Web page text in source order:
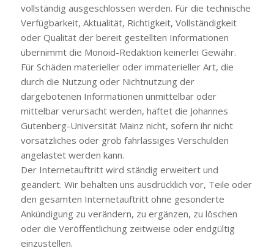
vollständig ausgeschlossen werden. Für die technische
Verfügbarkeit, Aktualität, Richtigkeit, Vollständigkeit
oder Qualität der bereit gestellten Informationen
übernimmt die Monoid-Redaktion keinerlei Gewähr.
Für Schäden materieller oder immaterieller Art, die
durch die Nutzung oder Nichtnutzung der
dargebotenen Informationen unmittelbar oder
mittelbar verursacht werden, haftet die Johannes
Gutenberg-Universität Mainz nicht, sofern ihr nicht
vorsätzliches oder grob fahrlässiges Verschulden
angelastet werden kann.
Der Internetauftritt wird ständig erweitert und
geändert. Wir behalten uns ausdrücklich vor, Teile oder
den gesamten Internetauftritt ohne gesonderte
Ankündigung zu verändern, zu ergänzen, zu löschen
oder die Veröffentlichung zeitweise oder endgültig
einzustellen.